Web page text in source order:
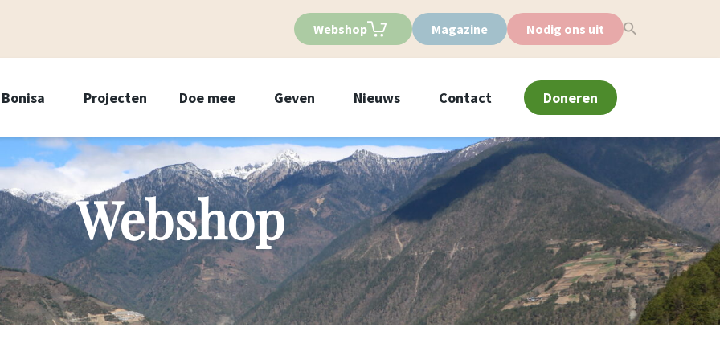
Webshop Magazine Nodig ons uit
Bonisa Projecten Doe mee Geven Nieuws Contact Doneren
Webshop